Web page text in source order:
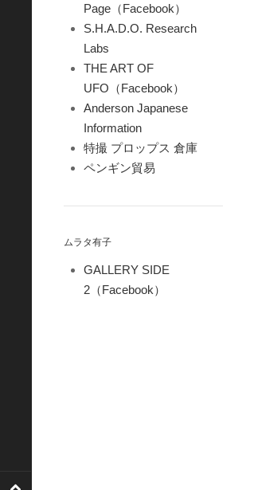
Page（Facebook）
S.H.A.D.O. Research
Labs
THE ART OF
UFO（Facebook）
Anderson Japanese
Information
特撮 プロップス 倉庫
ペンギン貿易
ムラタ有子
GALLERY SIDE
2（Facebook）